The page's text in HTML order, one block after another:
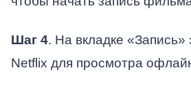
Шаг 4. На вкладке «Запись»
Netflix для просмотра